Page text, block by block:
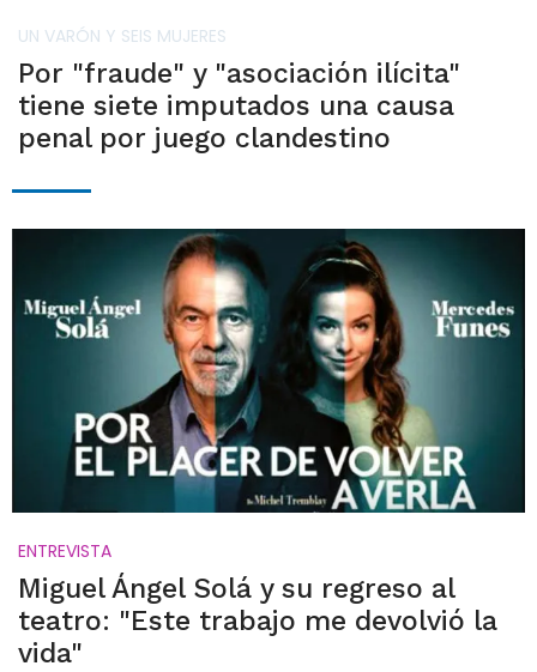
UN VARÓN Y SEIS MUJERES
Por "fraude" y "asociación ilícita"
tiene siete imputados una causa
penal por juego clandestino
ENTREVISTA
Miguel Ángel Solá y su regreso al
teatro: "Este trabajo me devolvió la
vida"